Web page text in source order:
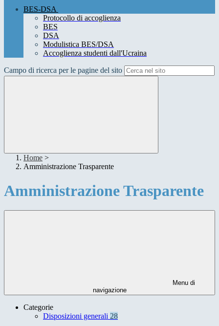
BES-DSA
Protocollo di accoglienza
BES
DSA
Modulistica BES/DSA
Accoglienza studenti dall'Ucraina
Campo di ricerca per le pagine del sito
Home >
Amministrazione Trasparente
Amministrazione Trasparente
Menu di
navigazione
Categorie
Disposizioni generali 28